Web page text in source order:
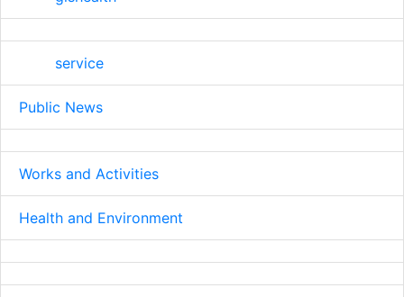
service
Public News
Works and Activities
Health and Environment